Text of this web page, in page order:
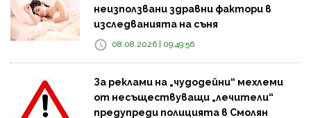
неизползвани здравни фактори в
изследванията на съня
08.08.2026 | 09:49:56
За реклами на „чудодейни“ мехлеми
от несъществуващи „лечители“
предупреди полицията в Смолян